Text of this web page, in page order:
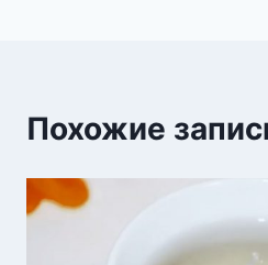
Похожие